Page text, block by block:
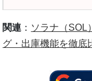
関連 ： ソラナ（SOL
グ・出庫機能を徹底